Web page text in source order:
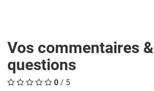
Vos commentaires &
questions
0 / 5